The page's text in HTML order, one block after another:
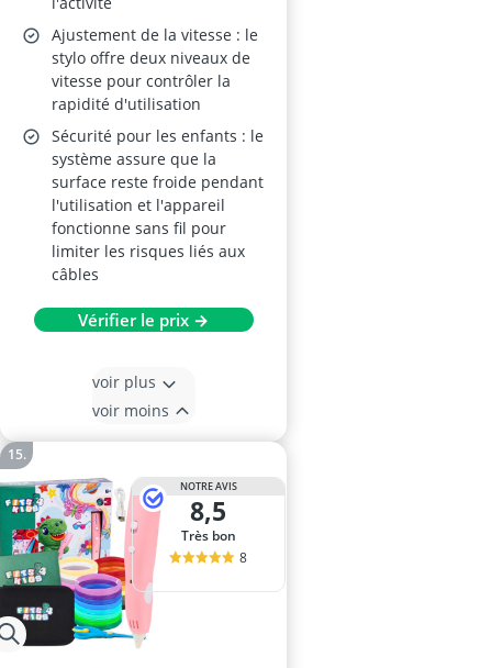
Ajustement de la vitesse : le
stylo offre deux niveaux de
vitesse pour contrôler la
rapidité d'utilisation
Sécurité pour les enfants : le
système assure que la
surface reste froide pendant
l'utilisation et l'appareil
fonctionne sans fil pour
limiter les risques liés aux
câbles
Vérifier le prix →
voir plus
voir moins
NOTRE AVIS
8,5
Très bon
8